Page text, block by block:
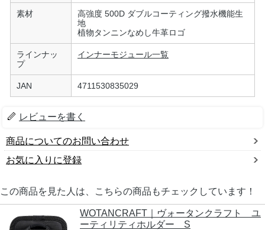
素材
高強度 500D ダブルコーティング撥水機能生
地
植物タンニンなめし牛革ロゴ
ラインナッ
プ
インナーモジュール一覧
JAN 4711530835029
レビューを書く
商品についてのお問い合わせ
お気に入りに登録
この商品を見た人は、こちらの商品もチェックしています！
WOTANCRAFT｜ヴォータンクラフト ユ
ーティリティホルダー S